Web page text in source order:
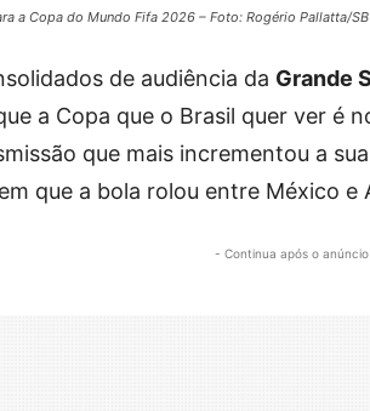
a Copa do Mundo Fifa 2026 – Foto: Rogério Pallatta/
de audiência da Grande
a Copa que o Brasil quer ver é
que mais incrementou a
que a bola rolou entre México e
- Continua após o